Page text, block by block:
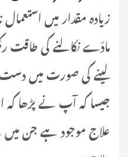
زیادہ مقدار میں
مادّے نکالنے کی طاقت
لینے کی صورت میں
جیسا کہ آپ نے پڑھا کہ
علاج موجود ہے جن میں